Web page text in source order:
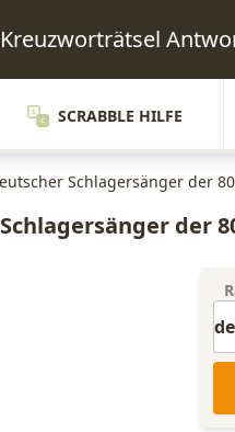
Kreuzworträtsel
SCRABBLE HILFE
Schlagersänger der
der